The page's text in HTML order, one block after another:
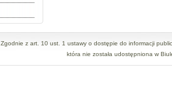
Zgodnie z art. 10 ust. 1 ustawy o dostępie do informacji
która nie została udostępniona w